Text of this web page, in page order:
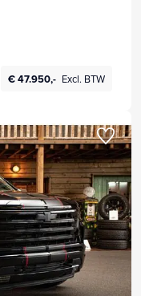
€ 47.950,- Excl. BTW